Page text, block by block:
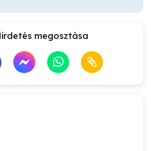
megosztása